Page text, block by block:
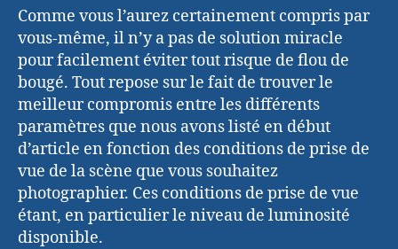
Comme vous l’aurez certainement compris par
vous-même, il n’y a pas de solution miracle
pour facilement éviter tout risque de flou de
bougé. Tout repose sur le fait de trouver le
meilleur compromis entre les différents
paramètres que nous avons listé en début
d’article en fonction des conditions de prise de
vue de la scène que vous souhaitez
photographier. Ces conditions de prise de vue
étant, en particulier le niveau de luminosité
disponible.